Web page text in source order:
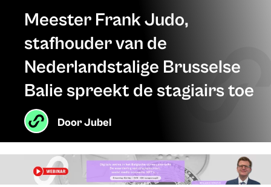
Meester Frank Judo,
stafhouder van de
Nederlandstalige Brusselse
Balie spreekt de stagiairs toe
DoorJubel